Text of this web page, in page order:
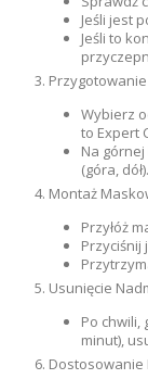
Jeśli jest
Jeśli to
Wybierz
to Expert
Na
(góra, dół).
Montaż
Przyłóż
Przyciśnij
Usunięcie
Po chwili,
minut),
Dostosowanie